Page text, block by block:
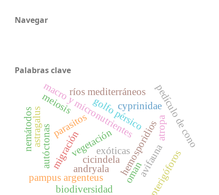
Navegar
Palabras clave
vegetación
golfo pérsico
andryala
macro y micronutrientes
parasitos
migración hemosporidios
cicindela
oman
atropa
pampus argenteus pterigóforos
exóticas
autóctonas
ríos mediterráneos
astragalus
nemátodos pedículo de cono
cyprinidae
biodiversidad
avifauna
meiosis